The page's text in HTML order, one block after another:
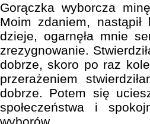
Gorączka wyborcza
Moim zdaniem,
dzieje, ogarnęła mnie
zrezygnowanie.
dobrze, skoro po raz
przerażeniem
dobrze. Potem się
społeczeństwa i